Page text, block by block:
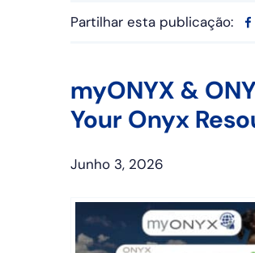
Partilhar esta publicação:
myONYX &
Your Onyx
Junho 3, 2026